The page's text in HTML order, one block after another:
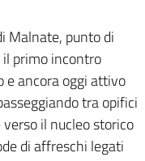
Malnate, punto di
primo incontro
e ancora oggi attivo
tra opifici
il nucleo storico
di affreschi legati